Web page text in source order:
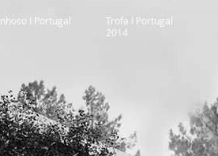
I Portugal
Trofa I Portugal
2014